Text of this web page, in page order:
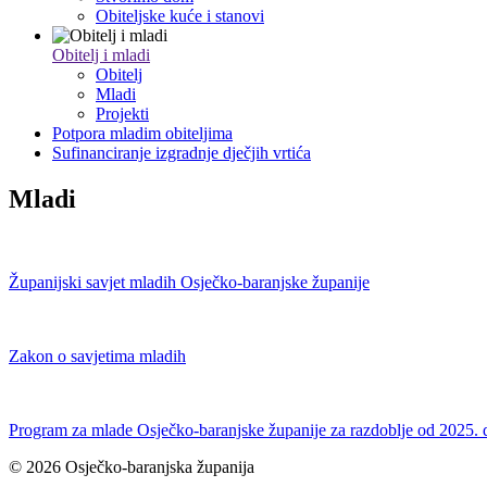
Obiteljske kuće i stanovi
Obitelj i mladi
Obitelj
Mladi
Projekti
Potpora mladim obiteljima
Sufinanciranje izgradnje dječjih vrtića
Mladi
Županijski savjet mladih Osječko-baranjske županije
Zakon o savjetima mladih
Program za mlade Osječko-baranjske županije za razdoblje od 2025.
© 2026 Osječko-baranjska županija